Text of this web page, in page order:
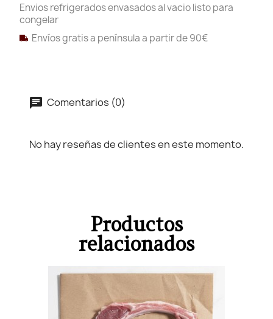
Envios refrigerados envasados al vacio listo para
congelar
Envíos gratis a península a partir de 90€
Comentarios (0)
No hay reseñas de clientes en este momento.
Productos
relacionados